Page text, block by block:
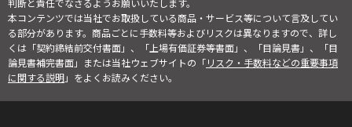
判断と責任でなさるようお願いいたします。
本コンテンツでは当社でお取扱している商品・サービス等について言及してい
る部分があります。商品ごとに手数料等およびリスクは異なりますので、詳し
くは「契約締結前交付書面」、「上場有価証券等書面」、「目論見書」、「目
論見書補完書面」または当社ウェブサイトの「リスク・手数料などの重要事項
に関する説明」をよくお読みください。